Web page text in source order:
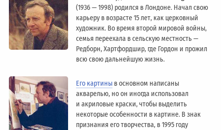
(1936 — 1998) родился в Лондоне. Начал свою
карьеру в возрасте 15 лет, как церковный
художник. Во время второй мировой войны,
семья переехала в сельскую местность —
Редборн, Хартфордшир, где Гордон и прожил
всю свою дальнейшую жизнь.
Его картины в основном написаны
акварелью, но он иногда использовал
и акриловые краски, чтобы выделить
некоторые особенности в картине. В знак
признания его творчества, в 1995 году